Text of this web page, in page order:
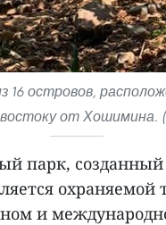
16 островов,
от Хошимина.
парк,
охраняемой
и